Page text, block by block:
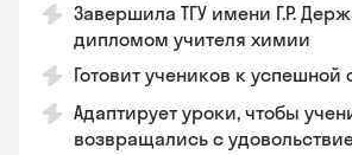
Завершила ТГУ имени Г.Р.
дипломом учителя химии
Готовит учеников к успешной
Адаптирует уроки, чтобы
возвращались с